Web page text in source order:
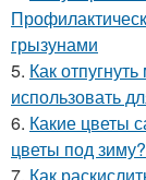
грызунами
5. Как
использовать
6. Какие цветы
цветы под зиму?
7. Как